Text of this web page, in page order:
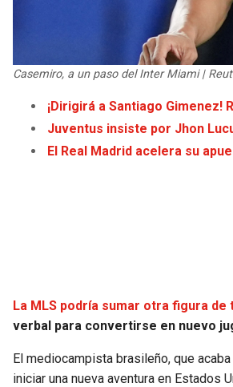
Casemiro, a un paso del Inter Miami |
¡Dirigirá a Santiago Gimenez!
Juventus insiste por Jhon
El Real Madrid acelera su
La MLS podría sumar otra figura de
verbal para convertirse en nuevo
El mediocampista brasileño, que
iniciar una nueva aventura en